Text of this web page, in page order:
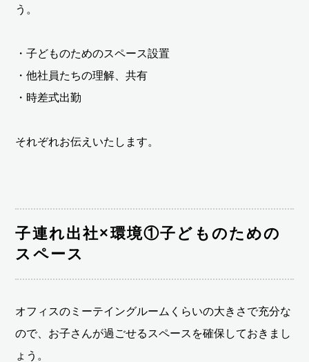
う。
・子どものためのスペース設置
・他社員たちの理解、共有
・時差式出勤
それぞれお伝えいたします。
子連れ出社×環境①子どものための
スペース
オフィスのミーテイングルームくらいの大きさで充分な
ので、お子さんが過ごせるスペースを確保しておきまし
ょう。